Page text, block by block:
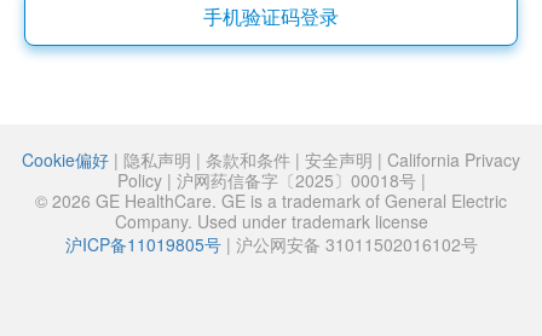
手机验证码登录
Cookie偏好 | 隐私声明 | 条款和条件 | 安全声明 | California Privacy
Policy| 沪网药信备字〔2025〕00018号|
© 2026 GE HealthCare. GE is a trademark of General Electric
Company. Used under trademark license
沪ICP备11019805号| 沪公网安备 31011502016102号